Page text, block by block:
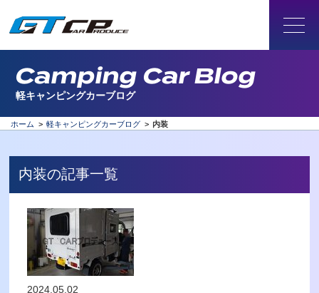
Camping Car Blog
軽キャンピングカーブログ
ホーム > 軽キャンピングカーブログ > 内装
内装の記事一覧
2024.05.02